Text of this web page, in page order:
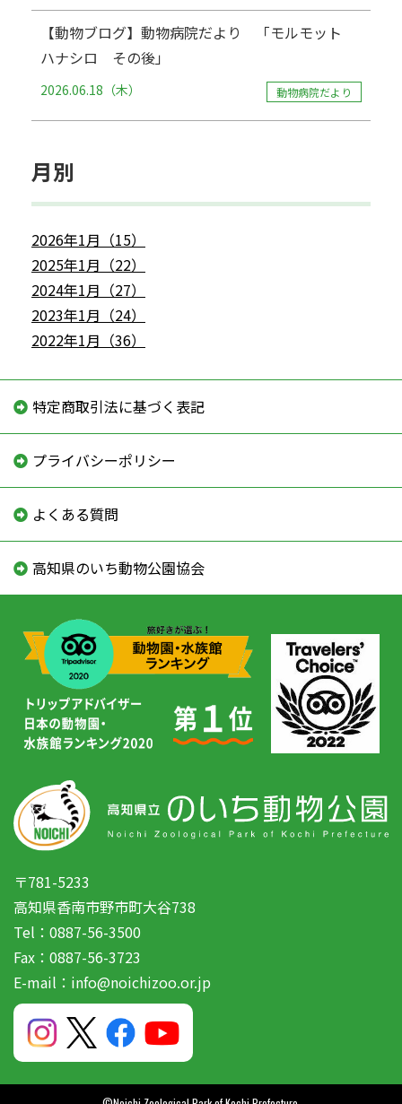
【動物ブログ】動物病院だより 「モルモット
ハナシロ その後」
2026.06.18（木） 動物病院だより
月別
2026年1月（15）
2025年1月（22）
2024年1月（27）
2023年1月（24）
2022年1月（36）
特定商取引法に基づく表記
プライバシーポリシー
よくある質問
高知県のいち動物公園協会
〒781-5233
高知県香南市野市町大谷738
Tel：0887-56-3500
Fax：0887-56-3723
E-mail：info@noichizoo.or.jp